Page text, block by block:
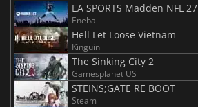
EA SPORTS Madden NFL 27
Eneba
Hell Let Loose Vietnam
Kinguin
The Sinking City 2
Gamesplanet US
STEINS;GATE RE BOOT
Steam